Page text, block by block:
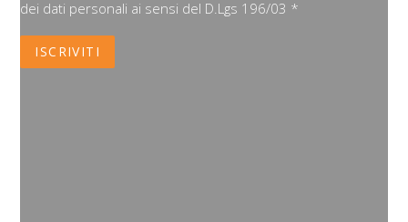
dei dati personali ai sensi del D.Lgs 196/03 *